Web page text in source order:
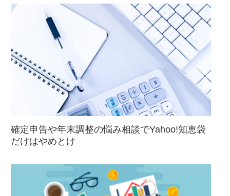
確定申告や年末調整の悩み相談でYahoo!知恵袋
だけはやめとけ